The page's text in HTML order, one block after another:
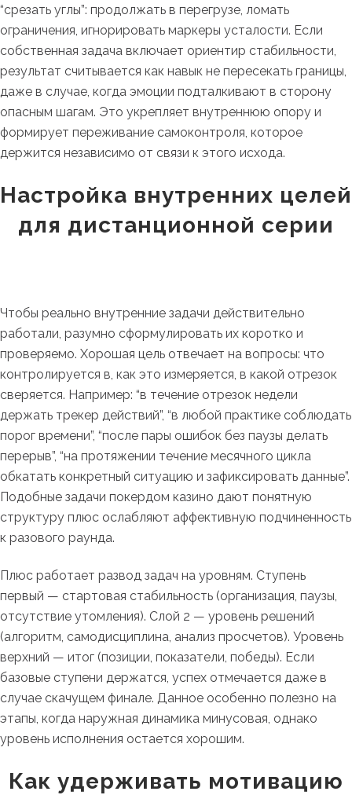
“срезать углы”: продолжать в перегрузе, ломать
ограничения, игнорировать маркеры усталости. Если
собственная задача включает ориентир стабильности,
результат считывается как навык не пересекать границы,
даже в случае, когда эмоции подталкивают в сторону
опасным шагам. Это укрепляет внутреннюю опору и
формирует переживание самоконтроля, которое
держится независимо от связи к этого исхода.
Настройка внутренних целей
для дистанционной серии
Чтобы реально внутренние задачи действительно
работали, разумно сформулировать их коротко и
проверяемо. Хорошая цель отвечает на вопросы: что
контролируется в, как это измеряется, в какой отрезок
сверяется. Например: “в течение отрезок недели
держать трекер действий”, “в любой практике соблюдать
порог времени”, “после пары ошибок без паузы делать
перерыв”, “на протяжении течение месячного цикла
обкатать конкретный ситуацию и зафиксировать данные”.
Подобные задачи покердом казино дают понятную
структуру плюс ослабляют аффективную подчиненность
к разового раунда.
Плюс работает развод задач на уровням. Ступень
первый — стартовая стабильность (организация, паузы,
отсутствие утомления). Слой 2 — уровень решений
(алгоритм, самодисциплина, анализ просчетов). Уровень
верхний — итог (позиции, показатели, победы). Если
базовые ступени держатся, успех отмечается даже в
случае скачущем финале. Данное особенно полезно на
этапы, когда наружная динамика минусовая, однако
уровень исполнения остается хорошим.
Как удерживать мотивацию